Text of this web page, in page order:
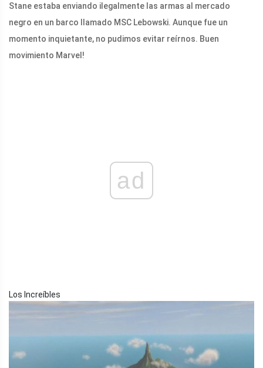
Stane estaba enviando ilegalmente las armas al mercado
negro en un barco llamado MSC Lebowski. Aunque fue un
momento inquietante, no pudimos evitar reírnos. Buen
movimiento Marvel!
ad
Los Increíbles